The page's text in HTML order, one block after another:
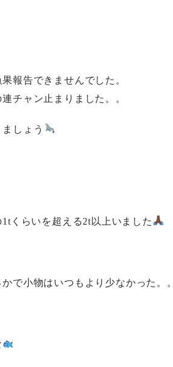
報告できませんでした。
チャン止まりました。。
しょう
くらいを超える2t以上いました
で小物はいつもより少なかった。。